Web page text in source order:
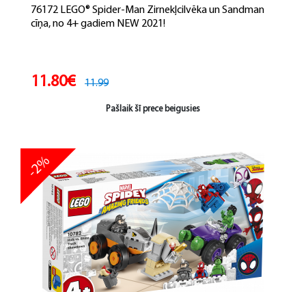
76172 LEGO® Spider-Man Zirnekļcilvēka un Sandman
cīņa, no 4+ gadiem NEW 2021!
11.80€ 11.99
Pašlaik šī prece beigusies
-2%